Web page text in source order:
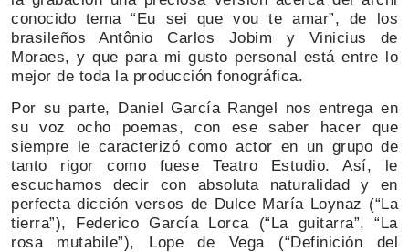
conocido tema “Eu sei que vou te amar”, de los
brasileños Antônio Carlos Jobim y Vinicius de
Moraes, y que para mi gusto personal está entre lo
mejor de toda la producción fonográfica.
Por su parte, Daniel García Rangel nos entrega en
su voz ocho poemas, con ese saber hacer que
siempre le caracterizó como actor en un grupo de
tanto rigor como fuese Teatro Estudio. Así, le
escuchamos decir con absoluta naturalidad y en
perfecta dicción versos de Dulce María Loynaz (“La
tierra”), Federico García Lorca (“La guitarra”, “La
rosa mutabile”), Lope de Vega (“Definición del